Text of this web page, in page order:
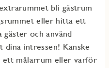
bli gästrum
eller hitta ett
och använd
intressen! Kanske
ett målarrum eller varför